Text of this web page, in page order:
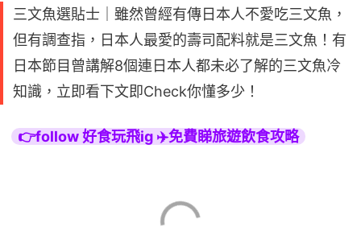
三文魚選貼士｜雖然曾經有傳日本人不愛吃三文魚，
但有調查指，日本人最愛的壽司配料就是三文魚！有
日本節目曾講解8個連日本人都未必了解的三文魚冷
知識，立即看下文即Check你懂多少！
👉follow 好食玩飛ig ✈️免費睇旅遊飲食攻略